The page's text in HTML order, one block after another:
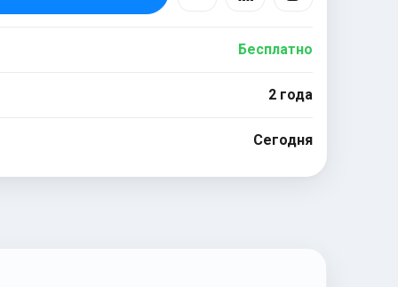
Бесплатно
2 года
Сегодня